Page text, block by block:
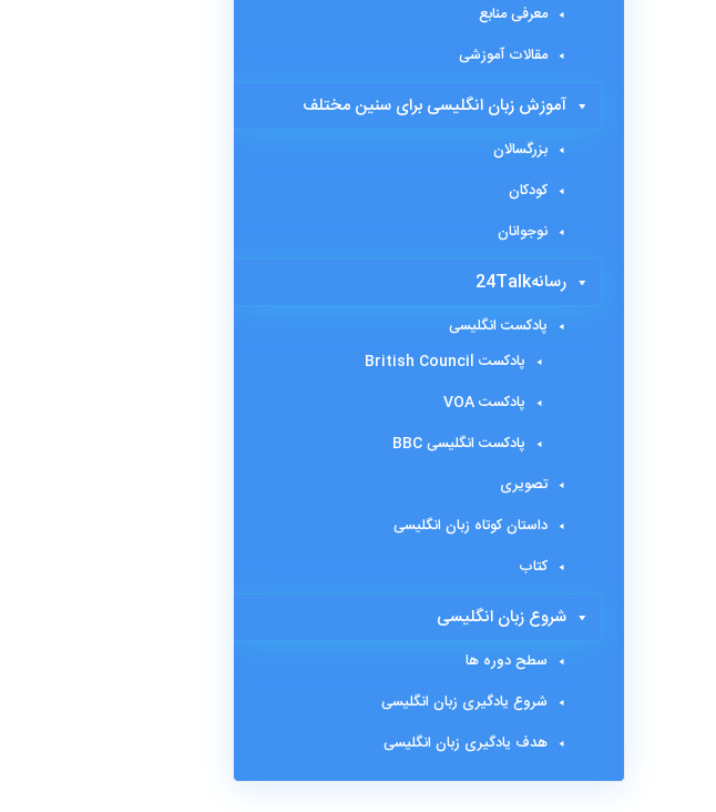
معرفی منابع
مقالات آموزشی
آموزش زبان انگلیسی برای سنین مختلف
بزرگسالان
کودکان
نوجوانان
رسانه24Talk
پادکست انگلیسی
پادکست British Council
پادکست VOA
پادکست انگلیسی BBC
تصویری
داستان کوتاه زبان انگلیسی
کتاب
شروع زبان انگلیسی
سطح دوره ها
شروع یادگیری زبان انگلیسی
هدف یادگیری زبان انگلیسی